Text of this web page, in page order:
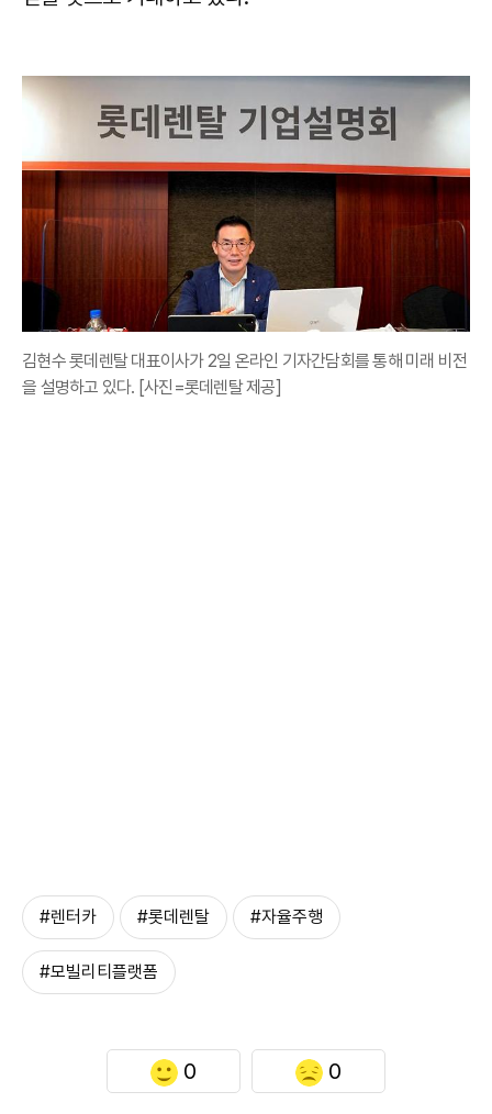
김현수 롯데렌탈 대표이사가 2일 온라인 기자간담회를 통해 미래 비전
을 설명하고 있다. [사진=롯데렌탈 제공]
#렌터카 #롯데렌탈 #자율주행
#모빌리티플랫폼
0 0